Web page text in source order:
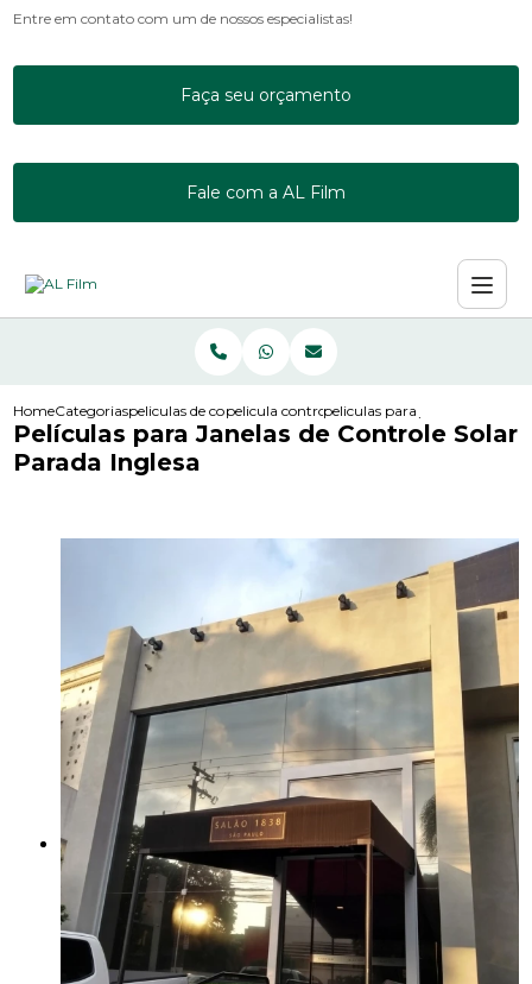
Entre em contato com um de nossos especialistas!
Faça seu orçamento
Fale com a AL Film
HomeCategoriaspeliculas de controle solarpelicula controle solar incolor
peliculas para janelas de
Películas para Janelas de Controle Solar
Parada Inglesa